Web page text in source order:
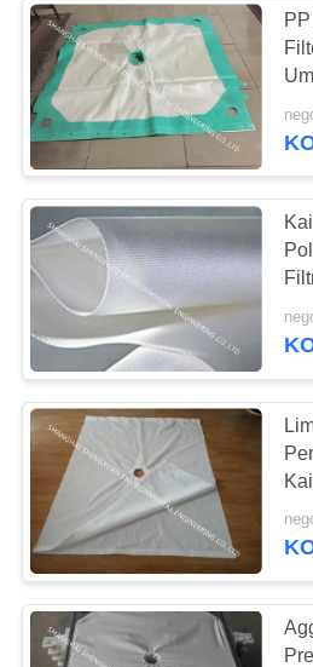
Filter
Filter Lipit